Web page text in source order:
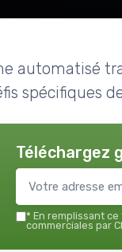
automatisé
spécifiques
Téléchargez
* En remplissant ce
commerciales par